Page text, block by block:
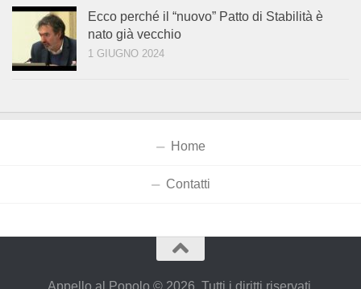
Ecco perché il “nuovo” Patto di Stabilità è
nato già vecchio
1 GIUGNO 2024
Home
Contatti
Appello al Popolo © 2026. Tutti i diritti riservati.